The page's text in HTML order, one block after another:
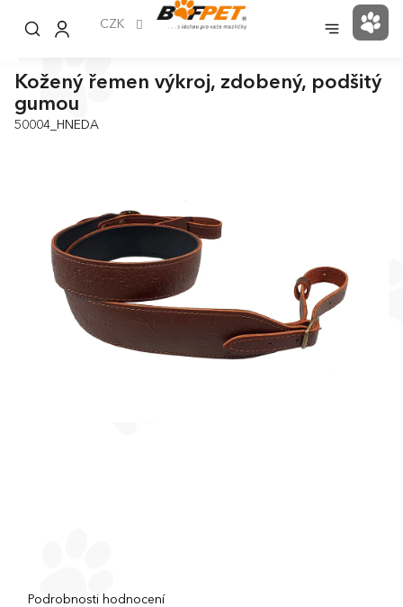
CZK
Kožený řemen výkroj, zdobený, podšitý
gumou
50004_HNEDA
Průměrné
Podrobnosti hodnocení